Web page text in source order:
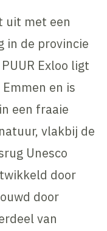
uit met een
in de provincie
Exloo ligt
en is
een fraaie
vlakbij de
Unesco
door
door
van